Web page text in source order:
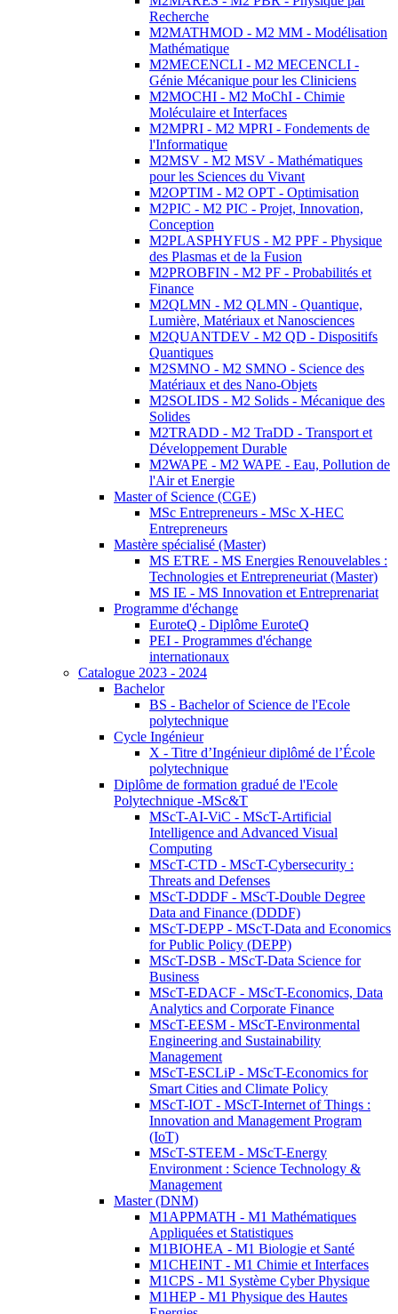
Recherche
M2MATHMOD - M2 MM - Modélisation
Mathématique
M2MECENCLI - M2 MECENCLI -
Génie Mécanique pour les Cliniciens
M2MOCHI - M2 MoChI - Chimie
Moléculaire et Interfaces
M2MPRI - M2 MPRI - Fondements de
l'Informatique
M2MSV - M2 MSV - Mathématiques
pour les Sciences du Vivant
M2OPTIM - M2 OPT - Optimisation
M2PIC - M2 PIC - Projet, Innovation,
Conception
M2PLASPHYFUS - M2 PPF - Physique
des Plasmas et de la Fusion
M2PROBFIN - M2 PF - Probabilités et
Finance
M2QLMN - M2 QLMN - Quantique,
Lumière, Matériaux et Nanosciences
M2QUANTDEV - M2 QD - Dispositifs
Quantiques
M2SMNO - M2 SMNO - Science des
Matériaux et des Nano-Objets
M2SOLIDS - M2 Solids - Mécanique des
Solides
M2TRADD - M2 TraDD - Transport et
Développement Durable
M2WAPE - M2 WAPE - Eau, Pollution de
l'Air et Energie
Master of Science (CGE)
MSc Entrepreneurs - MSc X-HEC
Entrepreneurs
Mastère spécialisé (Master)
MS ETRE - MS Energies Renouvelables :
Technologies et Entrepreneuriat (Master)
MS IE - MS Innovation et Entreprenariat
Programme d'échange
EuroteQ - Diplôme EuroteQ
PEI - Programmes d'échange
internationaux
Catalogue 2023 - 2024
Bachelor
BS - Bachelor of Science de l'Ecole
polytechnique
Cycle Ingénieur
X - Titre d’Ingénieur diplômé de l’École
polytechnique
Diplôme de formation gradué de l'Ecole
Polytechnique -MSc&T
MScT-AI-ViC - MScT-Artificial
Intelligence and Advanced Visual
Computing
MScT-CTD - MScT-Cybersecurity :
Threats and Defenses
MScT-DDDF - MScT-Double Degree
Data and Finance (DDDF)
MScT-DEPP - MScT-Data and Economics
for Public Policy (DEPP)
MScT-DSB - MScT-Data Science for
Business
MScT-EDACF - MScT-Economics, Data
Analytics and Corporate Finance
MScT-EESM - MScT-Environmental
Engineering and Sustainability
Management
MScT-ESCLiP - MScT-Economics for
Smart Cities and Climate Policy
MScT-IOT - MScT-Internet of Things :
Innovation and Management Program
(IoT)
MScT-STEEM - MScT-Energy
Environment : Science Technology &
Management
Master (DNM)
M1APPMATH - M1 Mathématiques
Appliquées et Statistiques
M1BIOHEA - M1 Biologie et Santé
M1CHEINT - M1 Chimie et Interfaces
M1CPS - M1 Système Cyber Physique
M1HEP - M1 Physique des Hautes